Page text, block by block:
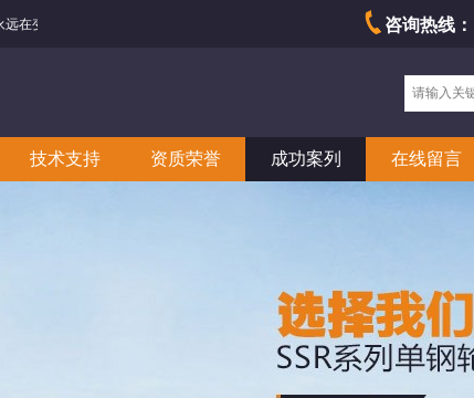
变，诚信永远不变。 咨询热线：
技术支持 资质荣誉 成功案列 在线留言